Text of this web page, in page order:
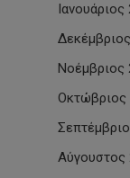
Ιανουάριος
Νοέμβριος
Οκτώβριος
Αύγουστος